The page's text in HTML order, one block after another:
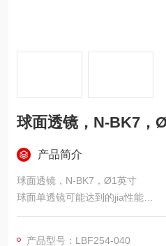
球面透镜，N-BK7，
产品简介
球面透镜，N-BK7，Ø1英寸
球面单透镜可能达到的jia性能
针对高功率应用的未镀膜设计
产品型号：LBF254-040